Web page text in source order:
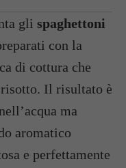
gli spaghettoni
con la
di cottura che
Il risultato è
ma
aromatico
e perfettamente